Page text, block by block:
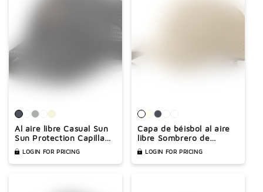
Al aire libre Casual Sun
Sun Protection Capilla
de béisbol transpirable
LOGIN FOR PRICING
Capa de béisbol al aire
libre Sombrero de
protección solar
deportiva transpirable
LOGIN FOR PRICING